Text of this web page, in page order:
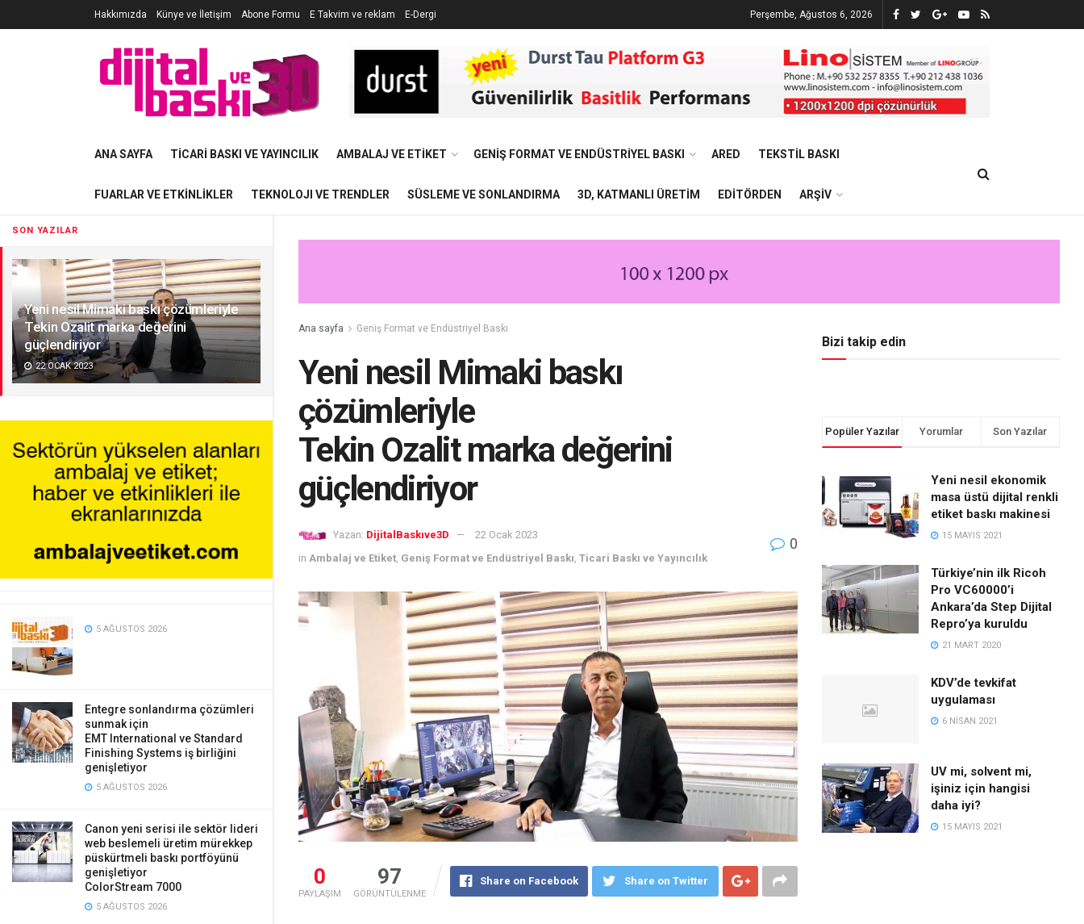
SON YAZILAR
Yeni nesil Mimaki baskı çözümleriyle
Tekin Ozalit marka değerini
güçlendiriyor
22 OCAK 2023
5 AĞUSTOS 2026
Entegre sonlandırma çözümleri
sunmak için
EMT International ve Standard
Finishing Systems iş birliğini
genişletiyor
5 AĞUSTOS 2026
Canon yeni serisi ile sektör lideri
web beslemeli üretim mürekkep
püskürtmeli baskı portföyünü
genişletiyor
ColorStream 7000
5 AĞUSTOS 2026
Hakkımızda Künye ve İletişim Abone Formu E Takvim ve reklam E-Dergi Perşembe, Ağustos 6, 2026
ANA SAYFA TICARI BASKI VE YAYINCILIK AMBALAJ VE ETIKET GENIŞ FORMAT VE ENDÜSTRIYEL BASKI ARED TEKSTIL BASKI
FUARLAR VE ETKINLIKLER TEKNOLOJI VE TRENDLER SÜSLEME VE SONLANDIRMA 3D, KATMANLI ÜRETIM EDITÖRDEN ARŞIV
Ana sayfa Geniş Format ve Endüstriyel Baskı
Yeni nesil Mimaki baskı
çözümleriyle
Tekin Ozalit marka değerini
güçlendiriyor
Yazan: DijitalBaskıve3D
22 Ocak 2023
in Ambalaj ve Etiket, Geniş Format ve Endüstriyel Baskı, Ticari Baskı ve Yayıncılık
0
0
PAYLAŞIM
97
GÖRÜNTÜLENME
Share on Facebook Share on Twitter
Bizi takip edin
Popüler Yazılar Yorumlar Son Yazılar
Yeni nesil ekonomik
masa üstü dijital renkli
etiket baskı makinesi
15 MAYIS 2021
Türkiye’nin ilk Ricoh
Pro VC60000’i
Ankara’da Step Dijital
Repro’ya kuruldu
21 MART 2020
KDV’de tevkifat
uygulaması
6 NISAN 2021
UV mi, solvent mi,
işiniz için hangisi
daha iyi?
15 MAYIS 2021